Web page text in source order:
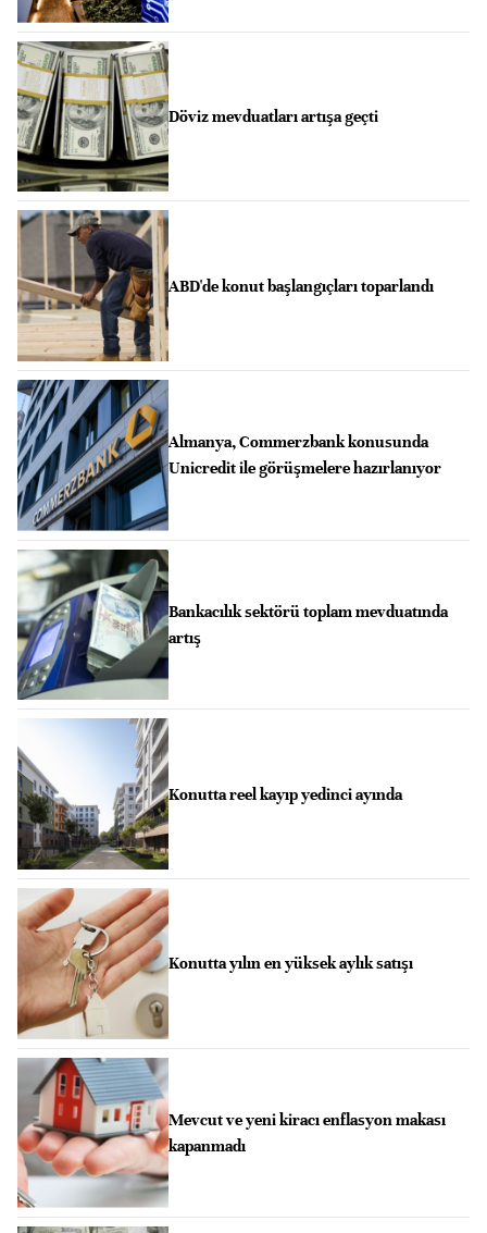
Döviz mevduatları artışa geçti
ABD'de konut başlangıçları toparlandı
Almanya, Commerzbank konusunda
Unicredit ile görüşmelere hazırlanıyor
Bankacılık sektörü toplam mevduatında
artış
Konutta reel kayıp yedinci ayında
Konutta yılın en yüksek aylık satışı
Mevcut ve yeni kiracı enflasyon makası
kapanmadı